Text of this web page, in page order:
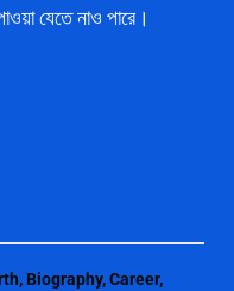
যেতে নাও পারে।
Biography, Career,